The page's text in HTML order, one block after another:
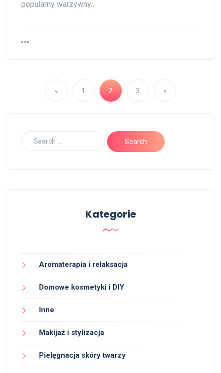
popularny warzywny…
« 1 2 3 »
Kategorie
Aromaterapia i relaksacja
Domowe kosmetyki i DIY
Inne
Makijaż i stylizacja
Pielęgnacja skóry twarzy